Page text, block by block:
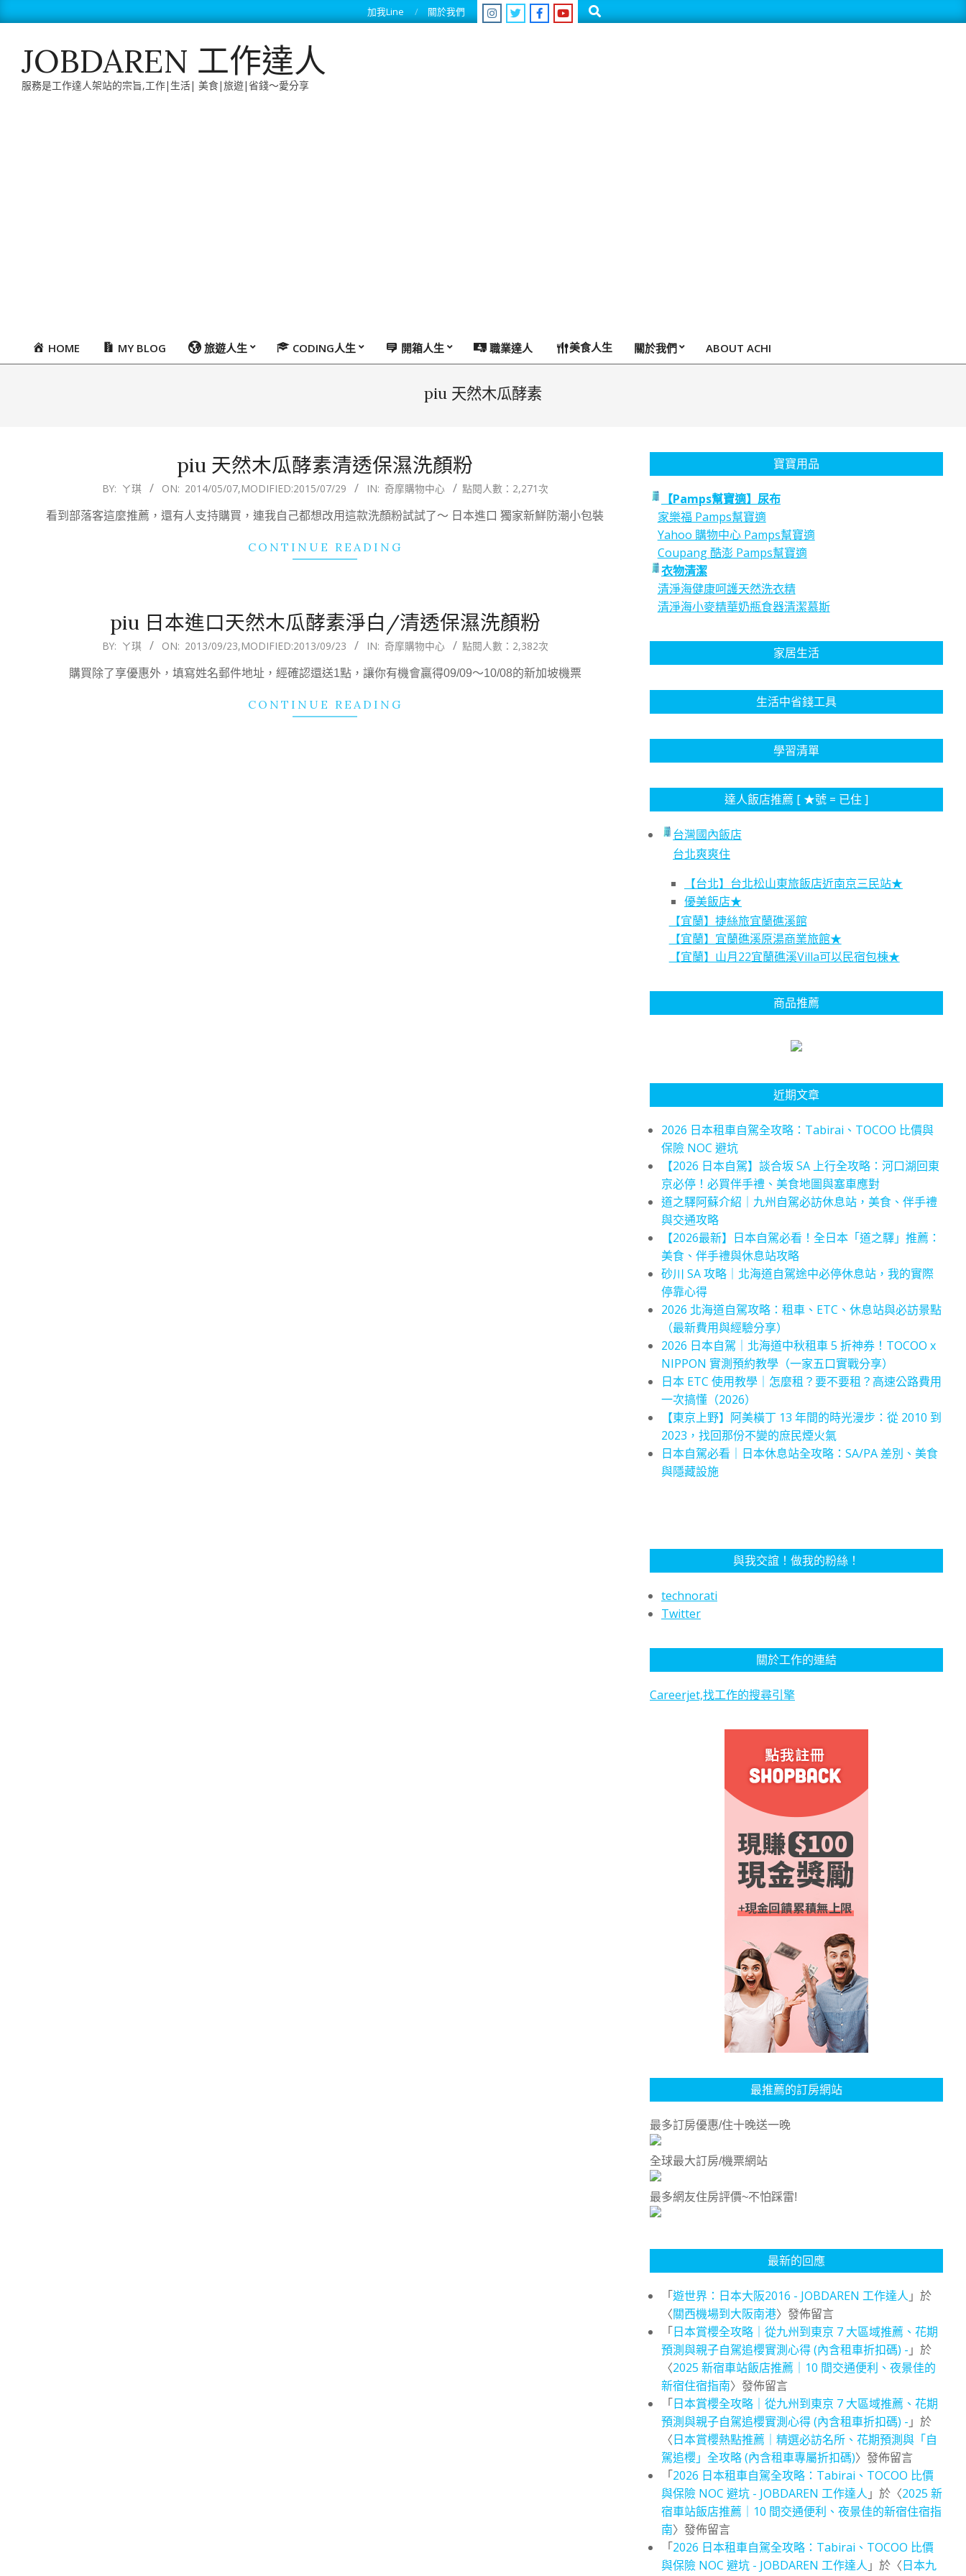
to
加我Line 關於我們 Search
JOBDAREN 工作達人
服務是工作達人架站的宗旨,工作|生活| 美食|旅遊|省錢～愛分享
PrimaryHOME MY BLOG 旅遊人生 CODING人生 開箱人生 職業達人 美食人生 關於我們 ABOUT ACHI
piu 天然木瓜酵素
piu 天然木瓜酵素清透保濕洗顏粉
BY: ㄚ琪 ON: 2014/05/07,MODIFIED:2015/07/29 IN: 奇摩購物中心 點閱人數：2,271次
看到部落客這麼推薦，還有人支持購買，連我自己都想改用這款洗顏粉試試了～ 日本進口 獨家新鮮防潮小包裝
CONTINUE READING
piu 日本進口天然木瓜酵素淨白/清透保濕洗顏粉
BY: ㄚ琪 ON: 2013/09/23,MODIFIED:2013/09/23 IN: 奇摩購物中心 點閱人數：2,382次
購買除了享優惠外，填寫姓名郵件地址，經確認還送1點，讓你有機會贏得09/09～10/08的新加坡機票
CONTINUE READING
寶寶用品
【Pamps幫寶適】尿布
家樂福 Pamps幫寶適
Yahoo 購物中心 Pamps幫寶適
Coupang 酷澎 Pamps幫寶適
衣物清潔
清淨海健康呵護天然洗衣精
清淨海小麥精華奶瓶食器清潔慕斯
家居生活
生活中省錢工具
學習清單
達人飯店推薦 [ ★號 = 已住 ]
台灣國內飯店
台北爽爽住
【台北】台北松山東旅飯店近南京三民站★
優美飯店★
【宜蘭】捷絲旅宜蘭礁溪館
【宜蘭】宜蘭礁溪原湯商業旅館★
【宜蘭】山月22宜蘭礁溪Villa可以民宿包棟★
商品推薦
近期文章
2026 日本租車自駕全攻略：Tabirai、TOCOO 比價與
保險 NOC 避坑
【2026 日本自駕】談合坂 SA 上行全攻略：河口湖回東
京必停！必買伴手禮、美食地圖與塞車應對
道之驛阿蘇介紹｜九州自駕必訪休息站，美食、伴手禮
與交通攻略
【2026最新】日本自駕必看！全日本「道之驛」推薦：
美食、伴手禮與休息站攻略
砂川 SA 攻略｜北海道自駕途中必停休息站，我的實際
停靠心得
2026 北海道自駕攻略：租車、ETC、休息站與必訪景點
（最新費用與經驗分享）
2026 日本自駕｜北海道中秋租車 5 折神券！TOCOO x
NIPPON 實測預約教學（一家五口實戰分享）
日本 ETC 使用教學｜怎麼租？要不要租？高速公路費用
一次搞懂（2026）
【東京上野】阿美橫丁 13 年間的時光漫步：從 2010 到
2023，找回那份不變的庶民煙火氣
日本自駕必看｜日本休息站全攻略：SA/PA 差別、美食
與隱藏設施
與我交誼！做我的粉絲！
technorati
Twitter
關於工作的連結
Careerjet,找工作的搜尋引擎
最推薦的訂房網站
最多訂房優惠/住十晚送一晚
全球最大訂房/機票網站
最多網友住房評價~不怕踩雷!
最新的回應
「遊世界：日本大阪2016 - JOBDAREN 工作達人 」於
〈關西機場到大阪南港〉發佈留言
「日本賞櫻全攻略｜從九州到東京 7 大區域推薦、花期
預測與親子自駕追櫻實測心得 (內含租車折扣碼) - 」於
〈2025 新宿車站飯店推薦｜10 間交通便利、夜景佳的
新宿住宿指南〉發佈留言
「日本賞櫻全攻略｜從九州到東京 7 大區域推薦、花期
預測與親子自駕追櫻實測心得 (內含租車折扣碼) - 」於
〈日本賞櫻熱點推薦｜精選必訪名所、花期預測與「自
駕追櫻」全攻略 (內含租車專屬折扣碼)〉發佈留言
「2026 日本租車自駕全攻略：Tabirai、TOCOO 比價
與保險 NOC 避坑 - JOBDAREN 工作達人 」於〈2025 新
宿車站飯店推薦｜10 間交通便利、夜景佳的新宿住宿指
南〉發佈留言
「2026 日本租車自駕全攻略：Tabirai、TOCOO 比價
與保險 NOC 避坑 - JOBDAREN 工作達人 」於〈日本九